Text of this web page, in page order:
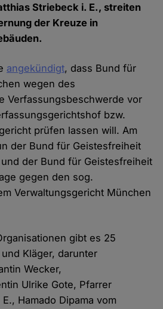
Striebeck i. E., streiten
der Kreuze in
angekündigt, dass Bund für
wegen des
Verfassungsbeschwerde vor
bzw.
prüfen lassen will. Am
der Bund für Geistesfreiheit
der Bund für Geistesfreiheit
gegen den sog.
Verwaltungsgericht München
gibt es 25
Kläger, darunter
Wecker,
Ulrike Gote, Pfarrer
Hamado Dipama vom